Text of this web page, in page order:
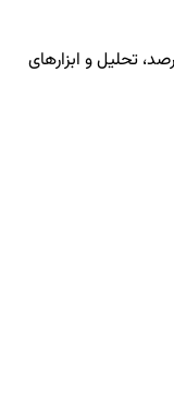
تحلیل و ابزارهای